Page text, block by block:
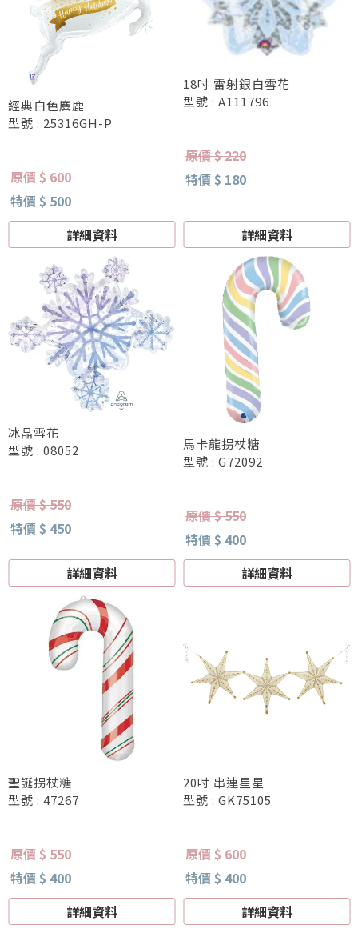
經典白色麋鹿
型號 : 25316GH-P
原價 $ 600
特價 $ 500
詳細資料
18吋 雷射銀白雪花
型號 : A111796
原價 $ 220
特價 $ 180
詳細資料
冰晶雪花
型號 : 08052
原價 $ 550
特價 $ 450
詳細資料
馬卡龍拐杖糖
型號 : G72092
原價 $ 550
特價 $ 400
詳細資料
聖誕拐杖糖
型號 : 47267
原價 $ 550
特價 $ 400
詳細資料
20吋 串連星星
型號 : GK75105
原價 $ 600
特價 $ 400
詳細資料